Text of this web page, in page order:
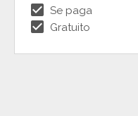
check_box Se paga
check_box Gratuito